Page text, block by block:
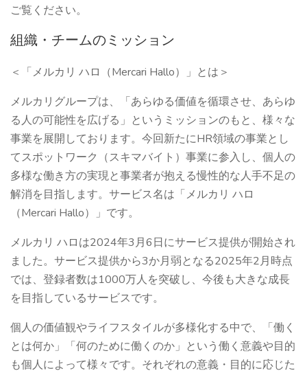
ご覧ください。
組織・チームのミッション
＜「メルカリ ハロ（Mercari Hallo）」とは＞
メルカリグループは、「あらゆる価値を循環させ、あらゆ
る人の可能性を広げる」というミッションのもと、様々な
事業を展開しております。今回新たにHR領域の事業とし
てスポットワーク（スキマバイト）事業に参入し、個人の
多様な働き方の実現と事業者が抱える慢性的な人手不足の
解消を目指します。サービス名は「メルカリ ハロ
（Mercari Hallo）」です。
メルカリ ハロは2024年3月6日にサービス提供が開始され
ました。サービス提供から3か月弱となる2025年2月時点
では、登録者数は1000万人を突破し、今後も大きな成長
を目指しているサービスです。
個人の価値観やライフスタイルが多様化する中で、「働く
とは何か」「何のために働くのか」という働く意義や目的
も個人によって様々です。それぞれの意義・目的に応じた